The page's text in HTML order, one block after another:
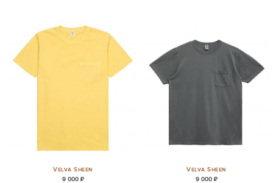
Velva Sheen
9 000 ₽
Velva Sheen
9 000 ₽